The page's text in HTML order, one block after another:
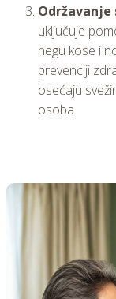
uključuje
negu kose i
prevenciji
osećaju
osoba.